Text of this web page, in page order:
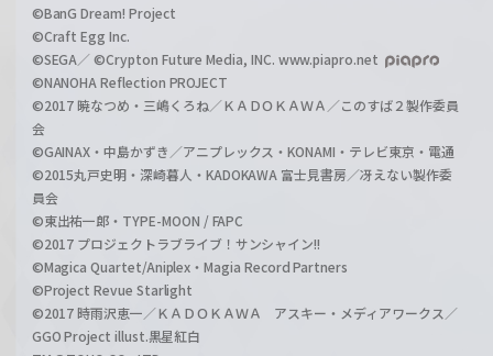
©BanG Dream! Project
©Craft Egg Inc.
©SEGA／ ©Crypton Future Media, INC. www.piapro.net
©NANOHA Reflection PROJECT
©2017 暁なつめ・三嶋くろね／ＫＡＤＯＫＡＷＡ／このすば２製作委員
会
©GAINAX・中島かずき／アニプレックス・KONAMI・テレビ東京・電通
©2015丸戸史明・深崎暮人・KADOKAWA 富士見書房／冴えない製作委
員会
©東出祐一郎・TYPE-MOON / FAPC
©2017 プロジェクトラブライブ！サンシャイン!!
©Magica Quartet/Aniplex・Magia Record Partners
©Project Revue Starlight
©2017 時雨沢恵一／ＫＡＤＯＫＡＷＡ アスキー・メディアワークス／
GGO Project illust.黒星紅白